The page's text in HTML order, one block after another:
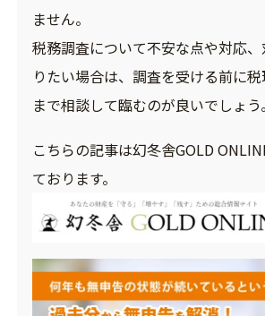
ません。
税務調査について不安な点や対応
りたい場合は、調査を受ける前に
まで相談して臨むのが良いでしょう。
こちらの記事は幻冬舎GOLD
ております。